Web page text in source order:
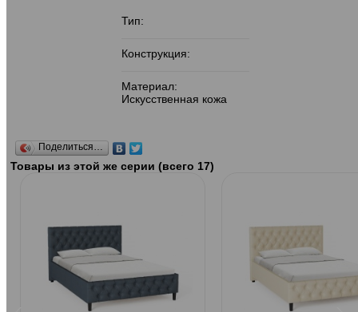
Тип:
Конструкция:
Материал:
Искусственная кожа
Поделиться…
Товары из этой же серии (всего 17)